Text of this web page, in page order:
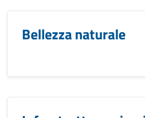
Bellezza naturale